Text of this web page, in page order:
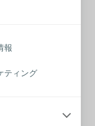
報
ティング
ーニング